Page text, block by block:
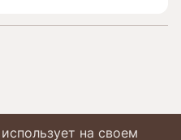
на своем